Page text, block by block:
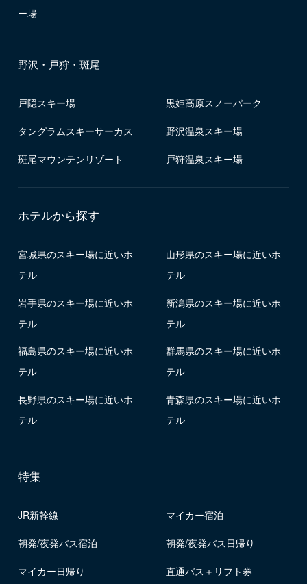
ー場
野沢・戸狩・斑尾
戸隠スキー場 黒姫高原スノーパーク
タングラムスキーサーカス 野沢温泉スキー場
斑尾マウンテンリゾート 戸狩温泉スキー場
ホテルから探す
宮城県のスキー場に近いホ
テル
山形県のスキー場に近いホ
テル
岩手県のスキー場に近いホ
テル
新潟県のスキー場に近いホ
テル
福島県のスキー場に近いホ
テル
群馬県のスキー場に近いホ
テル
長野県のスキー場に近いホ
テル
青森県のスキー場に近いホ
テル
特集
JR新幹線 マイカー宿泊
朝発/夜発バス宿泊 朝発/夜発バス日帰り
マイカー日帰り 直通バス＋リフト券